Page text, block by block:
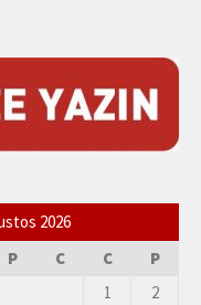
2026
P C C
P
1
2